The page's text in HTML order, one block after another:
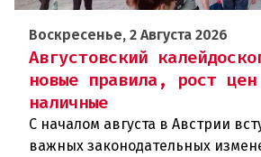
Воскресенье, 2 Августа 2026
Августовский
новые правила, рост
наличные
С началом августа в Австрии
важных законодательных